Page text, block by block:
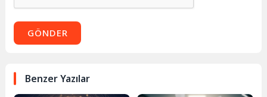
GÖNDER
Benzer Yazılar